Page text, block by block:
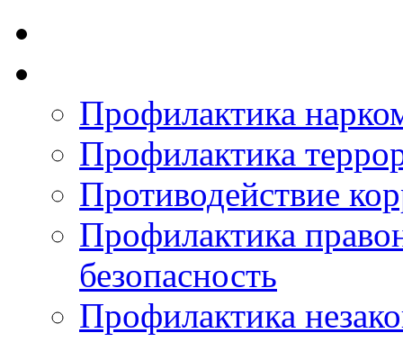
Профилактика
Профилактика
Противодействие
Профилактика
безопасность
Профилактика